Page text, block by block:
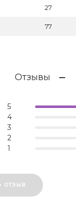
27
77
Отзывы
5
4
3
2
1
ОТЗЫВ